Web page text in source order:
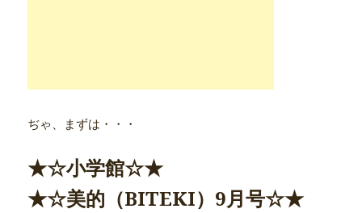
ぢゃ、まずは・・・
★☆小学館☆★
★☆美的（BITEKI）9月号☆★